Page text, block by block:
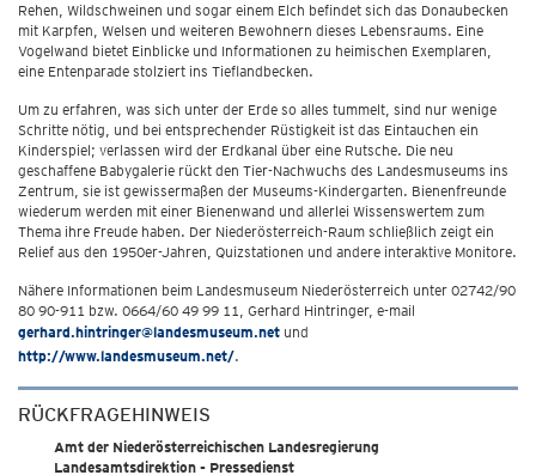
Rehen, Wildschweinen und sogar einem Elch befindet sich das Donaubecken
mit Karpfen, Welsen und weiteren Bewohnern dieses Lebensraums. Eine
Vogelwand bietet Einblicke und Informationen zu heimischen Exemplaren,
eine Entenparade stolziert ins Tieflandbecken.
Um zu erfahren, was sich unter der Erde so alles tummelt, sind nur wenige
Schritte nötig, und bei entsprechender Rüstigkeit ist das Eintauchen ein
Kinderspiel; verlassen wird der Erdkanal über eine Rutsche. Die neu
geschaffene Babygalerie rückt den Tier-Nachwuchs des Landesmuseums ins
Zentrum, sie ist gewissermaßen der Museums-Kindergarten. Bienenfreunde
wiederum werden mit einer Bienenwand und allerlei Wissenswertem zum
Thema ihre Freude haben. Der Niederösterreich-Raum schließlich zeigt ein
Relief aus den 1950er-Jahren, Quizstationen und andere interaktive Monitore.
Nähere Informationen beim Landesmuseum Niederösterreich unter 02742/90
80 90-911 bzw. 0664/60 49 99 11, Gerhard Hintringer, e-mail
gerhard.hintringer@landesmuseum.net und
http://www.landesmuseum.net/.
RÜCKFRAGEHINWEIS
Amt der Niederösterreichischen Landesregierung
Landesamtsdirektion - Pressedienst